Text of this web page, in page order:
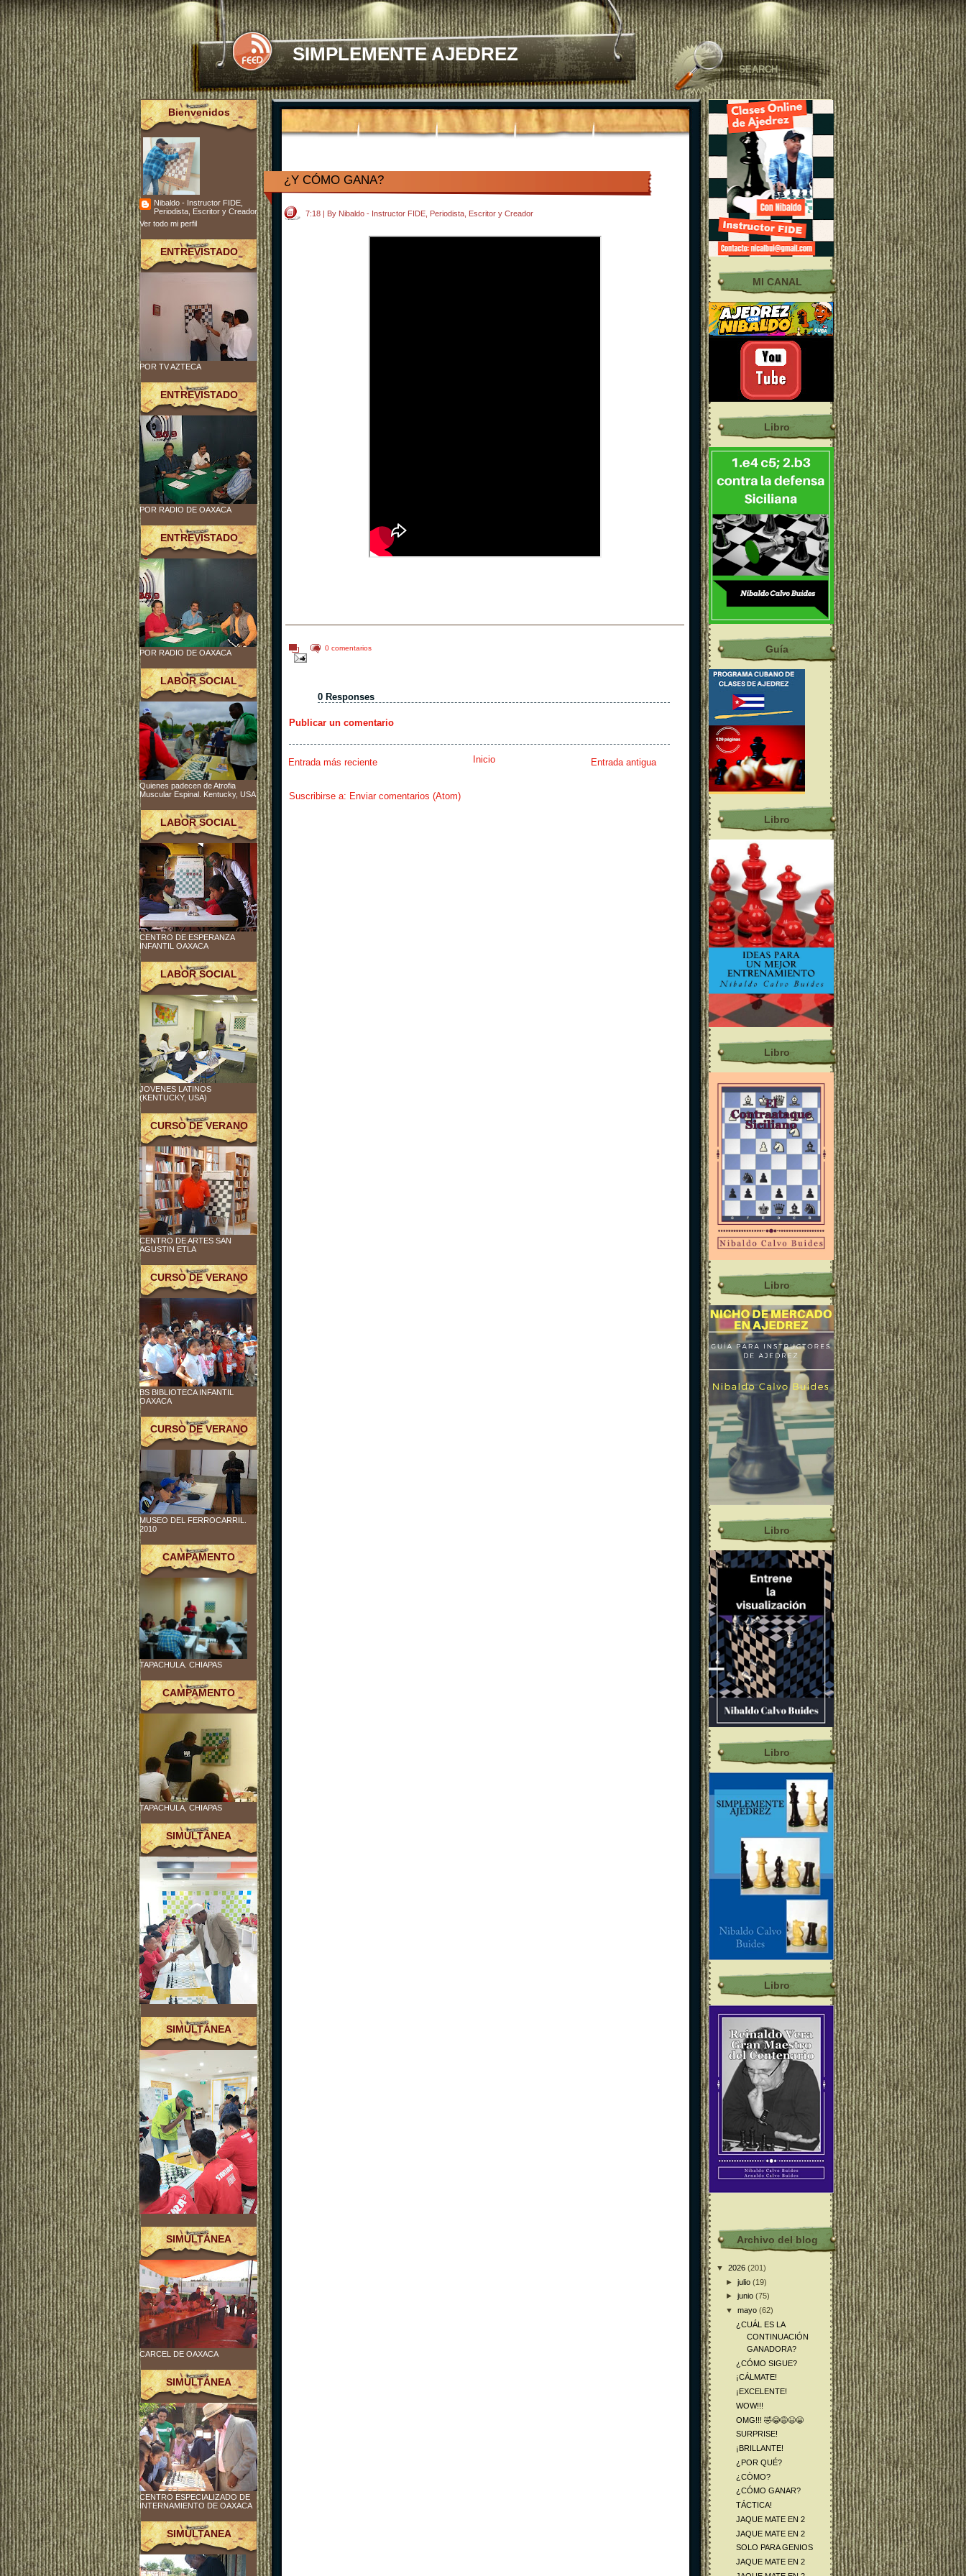
SIMPLEMENTE AJEDREZ
¿Y CÓMO GANA?
7:18 | By Nibaldo - Instructor FIDE, Periodista, Escritor y Creador
0 comentarios
0 Responses
Publicar un comentario
Entrada más reciente Entrada antigua
Inicio
Suscribirse a: Enviar comentarios (Atom)
Bienvenidos
Nibaldo - Instructor FIDE,
Periodista, Escritor y Creador
Ver todo mi perfil
ENTREVISTADO
POR TV AZTECA
ENTREVISTADO
POR RADIO DE OAXACA
ENTREVISTADO
POR RADIO DE OAXACA
LABOR SOCIAL
Quienes padecen de Atrofia
Muscular Espinal. Kentucky, USA
LABOR SOCIAL
CENTRO DE ESPERANZA
INFANTIL OAXACA
LABOR SOCIAL
JOVENES LATINOS
(KENTUCKY, USA)
CURSO DE VERANO
CENTRO DE ARTES SAN
AGUSTIN ETLA
CURSO DE VERANO
BS BIBLIOTECA INFANTIL
OAXACA
CURSO DE VERANO
MUSEO DEL FERROCARRIL.
2010
CAMPAMENTO
TAPACHULA. CHIAPAS
CAMPAMENTO
TAPACHULA, CHIAPAS
SIMULTÁNEA
SIMULTÁNEA
SIMULTÁNEA
CARCEL DE OAXACA
SIMULTÁNEA
CENTRO ESPECIALIZADO DE
INTERNAMIENTO DE OAXACA
SIMULTANEA
MI CANAL
Libro
Guía
Libro
Libro
Libro
Libro
Libro
Libro
Archivo del blog
▼ 2026 (201)
►julio(19)
►junio(75)
▼mayo(62)
¿CUÁL ES LA
CONTINUACIÓN
GANADORA?
¿CÓMO SIGUE?
¡CÁLMATE!
¡EXCELENTE!
WOW!!!
OMG!!! 🤣😂😅😆😁
SURPRISE!
¡BRILLANTE!
¿POR QUÉ?
¿CÒMO?
¿CÓMO GANAR?
TÁCTICA!
JAQUE MATE EN 2
JAQUE MATE EN 2
SOLO PARA GENIOS
JAQUE MATE EN 2